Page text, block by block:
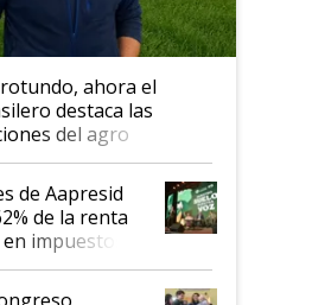
ahora el
destaca las
del agro
invertir: "Los veo
de Aapresid
de la renta
impuestos:
en
discutiendo